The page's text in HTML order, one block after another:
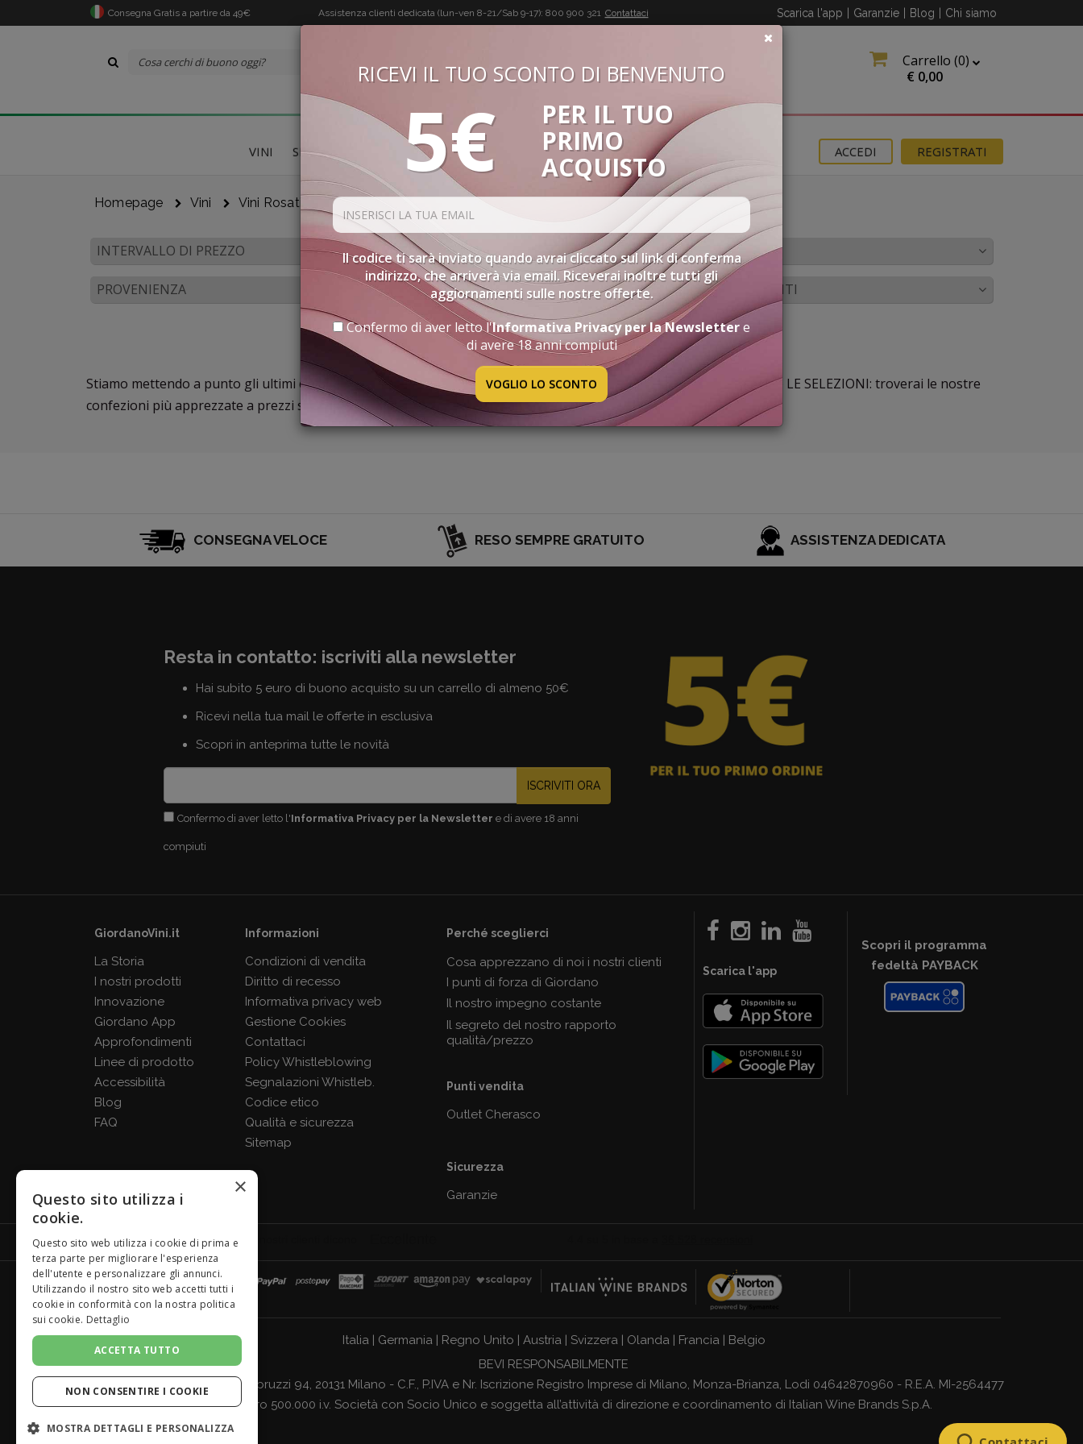
Consegna Gratis a partire da 49€ Assistenza clienti dedicata (lun-ven 8-21/Sab 9-17): 800 900 321 Contattaci Scarica l'app Garanzie Blog Chi siamo
Carrello (0)
€ 0,00
BUON VINO, BUONA VITA
VINI SPECIALITÀ CONFEZIONI SPIRITS ACCESSORI GIFT CARD REGISTRATI
ACCEDI
Homepage Vini Vini Rosati Veneto
INTERVALLO DI PREZZO ORDINAMENTO COLORE
PROVENIENZA SELEZIONE INTERNAZIONALE ABBINAMENTI
VINI ROSATI VENETO PERCORSI
Stiamo mettendo a punto gli ultimi dettagli della nuova promozione: presto sarà online. Dai un’occhiata alla sezione LE SELEZIONI: troverai le nostre
confezioni più apprezzate a prezzi scontatissimi!
CONSEGNA VELOCE RESO SEMPRE GRATUITO ASSISTENZA DEDICATA
Resta in contatto: iscriviti alla newsletter
Hai subito 5 euro di buono acquisto su un carrello di almeno 50€
Ricevi nella tua mail le offerte in esclusiva
Scopri in anteprima tutte le novità
ISCRIVITI ORA
Confermo di aver letto l'Informativa Privacy per la Newsletter e di avere 18 anni
compiuti
GiordanoVini.it
La Storia
I nostri prodotti
Innovazione
Giordano App
Approfondimenti
Linee di prodotto
Accessibilità
Blog
FAQ
Informazioni
Condizioni di vendita
Diritto di recesso
Informativa privacy web
Gestione Cookies
Contattaci
Policy Whistleblowing
Segnalazioni Whistleb.
Codice etico
Qualità e sicurezza
Sitemap
Perché sceglierci
Cosa apprezzano di noi i nostri clienti
I punti di forza di Giordano
Il nostro impegno costante
Il segreto del nostro rapporto
qualità/prezzo
Punti vendita
Outlet Cherasco
Sicurezza
Garanzie
Scarica l'app
Scopri il programma
fedeltà PAYBACK
Italia| Germania| Regno Unito | Austria| Svizzera| Olanda| Francia| Belgio
BEVI RESPONSABILMENTE
Giordano Vini S.p.A. Viale Abruzzi 94, 20131 Milano - C.F., P.IVA e Nr. Iscrizione Registro Imprese di Milano, Monza-Brianza, Lodi 04642870960 - R.E.A. MI-2564477
- Cap. Soc. Euro 500.000 i.v. Società con Socio Unico e soggetta all’attività di direzione e coordinamento di Italian Wine Brands S.p.A.
RICEVI IL TUO SCONTO DI BENVENUTO
5€
PER IL TUO
PRIMO
ACQUISTO
Il codice ti sarà inviato quando avrai cliccato sul link di conferma
indirizzo, che arriverà via email. Riceverai inoltre tutti gli
aggiornamenti sulle nostre offerte.
Confermo di aver letto l'Informativa Privacy per la Newslettere
di avere 18 anni compiuti
VOGLIO LO SCONTO
×
Questo sito utilizza i
cookie.
Questo sito web utilizza i cookie di prima e
terza parte per migliorare l'esperienza
dell'utente e personalizzare gli annunci.
Utilizzando il nostro sito web accetti tutti i
cookie in conformità con la nostra politica
sui cookie. Dettaglio
ACCETTA TUTTO
NON CONSENTIRE I COOKIE
MOSTRA DETTAGLI E PERSONALIZZA